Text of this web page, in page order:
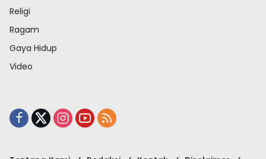
Religi
Ragam
Gaya Hidup
Video